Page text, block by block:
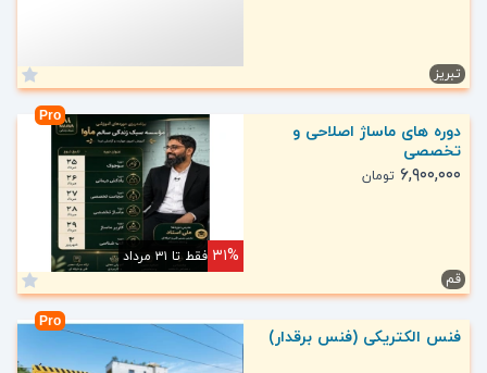
تبریز
Pro
۳۱% فقط تا ۳۱ مرداد
دوره های ماساژ اصلاحی و
تخصصی
۶,۹۰۰,۰۰۰ تومان
قم
Pro
فنس الکتریکی (فنس برقدار)